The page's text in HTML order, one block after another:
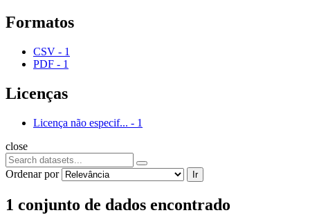
Formatos
CSV - 1
PDF - 1
Licenças
Licença não especif... - 1
close
Ordenar por Ir
1 conjunto de dados encontrado